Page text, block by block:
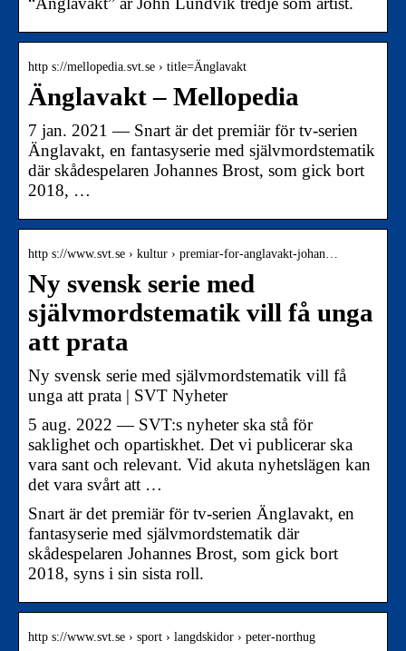
http s://mellopedia.svt.se › title=Änglavakt
Änglavakt – Mellopedia
7 jan. 2021 — Snart är det premiär för tv-serien
Änglavakt, en fantasyserie med självmordstematik
där skådespelaren Johannes Brost, som gick bort
2018, …
http s://www.svt.se › kultur › premiar-for-anglavakt-johan…
Ny svensk serie med
självmordstematik vill få unga
att prata
Ny svensk serie med självmordstematik vill få
unga att prata | SVT Nyheter
5 aug. 2022 — SVT:s nyheter ska stå för
saklighet och opartiskhet. Det vi publicerar ska
vara sant och relevant. Vid akuta nyhetslägen kan
det vara svårt att …
Snart är det premiär för tv-serien Änglavakt, en
fantasyserie med självmordstematik där
skådespelaren Johannes Brost, som gick bort
2018, syns i sin sista roll.
http s://www.svt.se › sport › langdskidor › peter-northug